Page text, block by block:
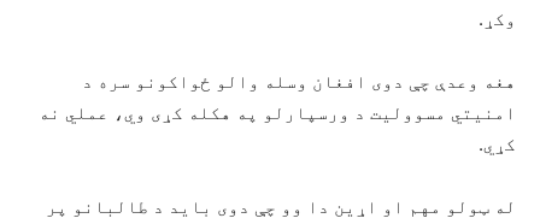
وکړ.
هغه وعدې چې دوی افغان وسله والو ځواکونو سره د
امنیتي مسوولیت د ورسپارلو په هکله کړی وي، عملي نه
کړي.
له ټولو مهم او اړین دا وو چې دوی باید د طالبانو پر